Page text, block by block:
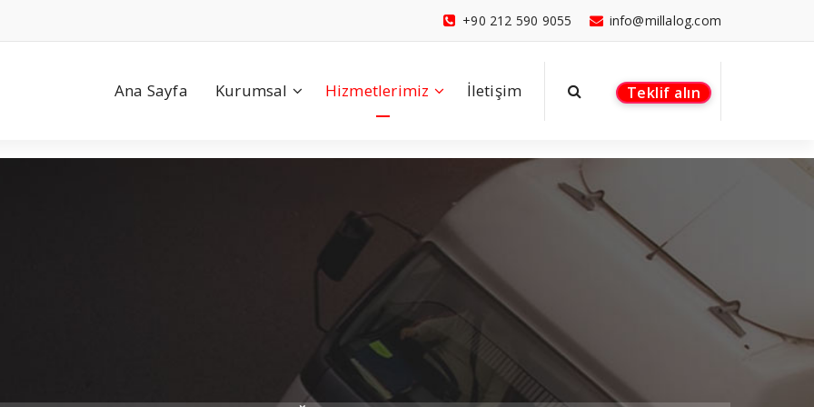
info@millalog.com
+90 212 590 9055
Ana Sayfa Kurumsal Hizmetlerimiz İletişim Teklif alın